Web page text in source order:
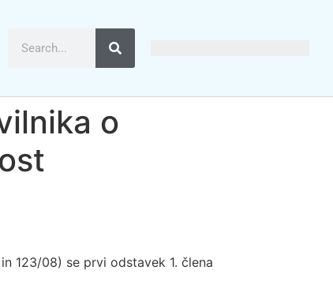
o
123/08) se prvi odstavek 1. člena